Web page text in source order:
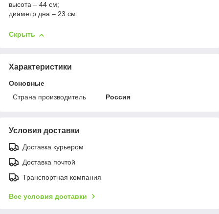
высота – 44 см;
диаметр дна – 23 см.
Скрыть
Характеристики
Основные
Страна производитель
Россия
Условия доставки
Доставка курьером
Доставка почтой
Транспортная компания
Все условия доставки